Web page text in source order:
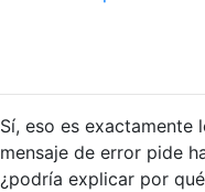
Sí, eso es exactamente
mensaje de error pide
¿podría explicar por